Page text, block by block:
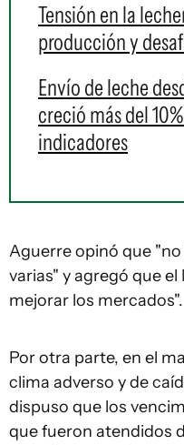
Tensión en la
producción y
Envío de leche
creció más del
indicadores
Aguerre opinó que
varias" y agregó que
mejorar los mercados".
Por otra parte, en el
clima adverso y de
dispuso que los
que fueron atendidos